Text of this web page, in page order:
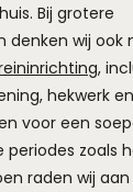
Bij grotere
denken wij ook
,
hekwerk en
voor een
periodes zoals
raden wij